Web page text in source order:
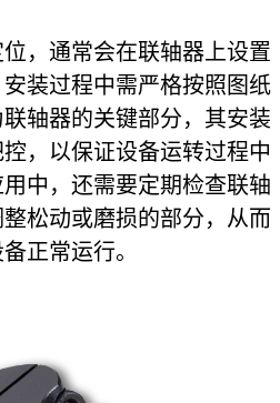
，通常会在联轴器上设置
装过程中需严格按照图纸
轴器的关键部分，其安装
，以保证设备运转过程中
中，还需要定期检查联轴
松动或磨损的部分，从而
正常运行。